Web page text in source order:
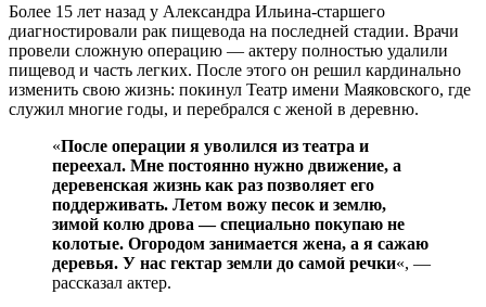
Более 15 лет назад у Александра Ильина-старшего
диагностировали рак пищевода на последней стадии. Врачи
провели сложную операцию — актеру полностью удалили
пищевод и часть легких. После этого он решил кардинально
изменить свою жизнь: покинул Театр имени Маяковского, где
служил многие годы, и перебрался с женой в деревню.
«После операции я уволился из театра и
переехал. Мне постоянно нужно движение, а
деревенская жизнь как раз позволяет его
поддерживать. Летом вожу песок и землю,
зимой колю дрова — специально покупаю не
колотые. Огородом занимается жена, а я сажаю
деревья. У нас гектар земли до самой речки«, —
рассказал актер.